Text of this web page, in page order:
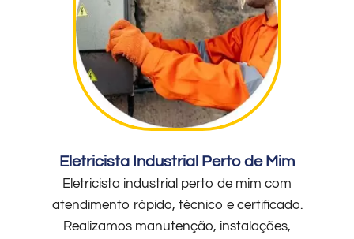
Eletricista Industrial Perto de Mim
Eletricista industrial perto de mim com
atendimento rápido, técnico e certificado.
Realizamos manutenção, instalações,